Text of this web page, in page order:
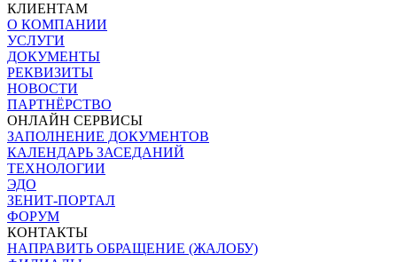
КЛИЕНТАМ
О КОМПАНИИ
УСЛУГИ
ДОКУМЕНТЫ
РЕКВИЗИТЫ
НОВОСТИ
ПАРТНЁРСТВО
ОНЛАЙН СЕРВИСЫ
ЗАПОЛНЕНИЕ ДОКУМЕНТОВ
КАЛЕНДАРЬ ЗАСЕДАНИЙ
ТЕХНОЛОГИИ
ЭДО
ЗЕНИТ-ПОРТАЛ
ФОРУМ
КОНТАКТЫ
НАПРАВИТЬ ОБРАЩЕНИЕ (ЖАЛОБУ)